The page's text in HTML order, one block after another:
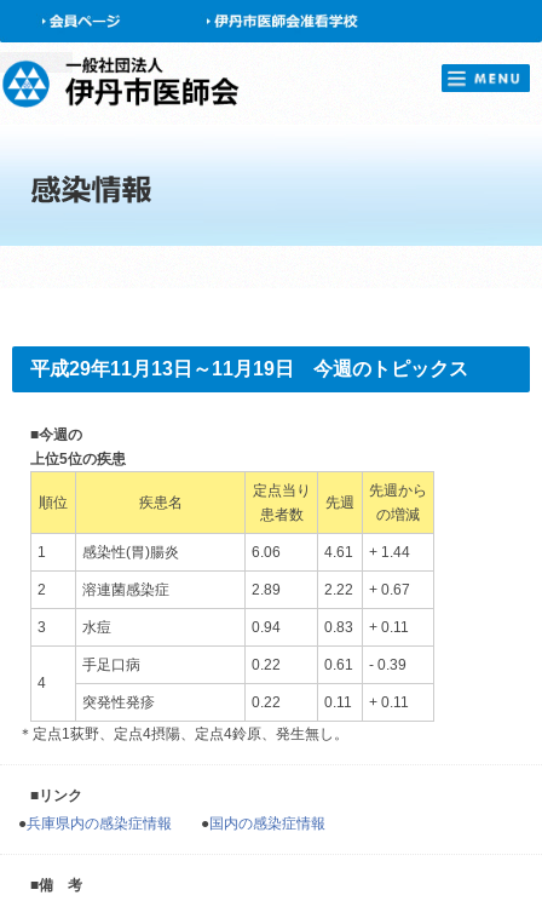
会員ページ
平成29年11月13日～11月19日 今週のトピックス
■今週の
上位5位の疾患
順位 疾患名
定点当り
患者数
先週
先週から
の増減
1 感染性(胃)腸炎 6.06 4.61 + 1.44
2 溶連菌感染症 2.89 2.22 + 0.67
3 水痘 0.94 0.83 + 0.11
4
手足口病 0.22 0.61 - 0.39
突発性発疹 0.22 0.11
+ 0.11
＊定点1荻野、定点4摂陽、定点4鈴原、発生無し。
■リンク
●兵庫県内の感染症情報 ●国内の感染症情報
■備 考